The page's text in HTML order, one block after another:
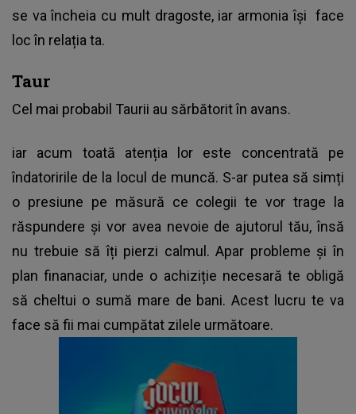
se va încheia cu mult dragoste, iar armonia își face
loc în relația ta.
Taur
Cel mai probabil Taurii au sărbătorit în avans.
iar acum toată atenția lor este concentrată pe
îndatoririle de la locul de muncă. S-ar putea să simți
o presiune pe măsură ce colegii te vor trage la
răspundere și vor avea nevoie de ajutorul tău, însă
nu trebuie să îți pierzi calmul. Apar probleme și în
plan finanaciar, unde o achiziție necesară te obligă
să cheltui o sumă mare de bani. Acest lucru te va
face să fii mai cumpătat zilele următoare.